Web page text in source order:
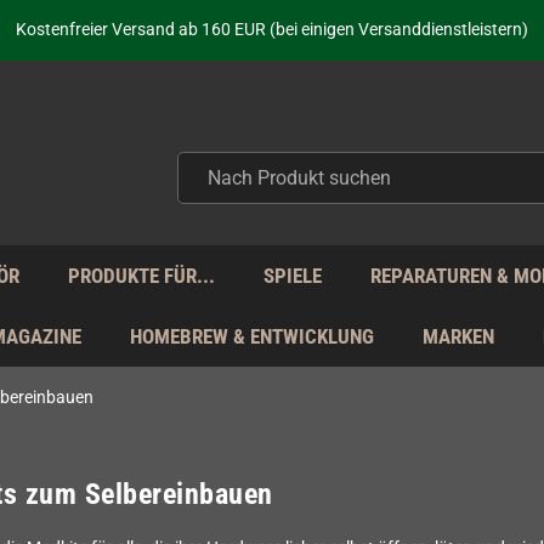
Kostenfreier Versand ab 160 EUR (bei einigen Versanddienstleistern)
Seit über 20 Jahren Deine Anlaufstelle für neue Retro-Hardware!
Täglicher Versand Mo - Fr aus Deutschland - zollfrei innerhalb der EU!
nicht nur - wir KENNEN unsere Produkte. Du brauchst Hilfe? Dann
PRODUKTE FÜR... SPIELE REPARATUREN &
HOMEBREW & ENTWICKLUNG MARKEN
zum Selbereinbauen